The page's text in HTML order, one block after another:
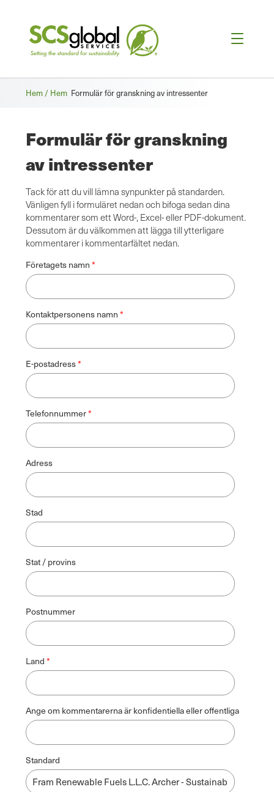
Brödsmula
Hem / Hem Formulär för granskning av intressenter
Formulär för granskning
av intressenter
Tack för att du vill lämna synpunkter på standarden.
Vänligen fyll i formuläret nedan och bifoga sedan dina
kommentarer som ett Word-, Excel- eller PDF-dokument.
Dessutom är du välkommen att lägga till ytterligare
kommentarer i kommentarfältet nedan.
Företagets namn
Kontaktpersonens namn
E-postadress
Telefonnummer
Adress
Stad
Stat / provins
Postnummer
Land
Ange om kommentarerna är konfidentiella eller offentliga
Standard